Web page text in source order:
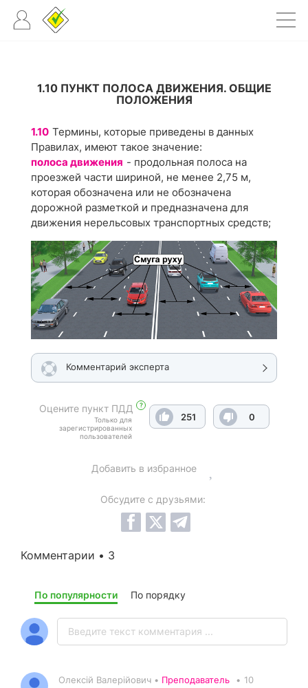
1.10 ПУНКТ ПОЛОСА ДВИЖЕНИЯ. ОБЩИЕ
ПОЛОЖЕНИЯ
1.10 Термины, которые приведены в данных
Правилах, имеют такое значение:
полоса движения - продольная полоса на
проезжей части шириной, не менее 2,75 м,
которая обозначена или не обозначена
дорожной разметкой и предназначена для
движения нерельсовых транспортных средств;
Комментарий эксперта
Оцените пункт ПДД ?
Только для
зарегистрированных
пользователей
251 0
Добавить в избранное
Обсудите с друзьями:
Комментарии • 3
По популярности По порядку
Олексій Валерійович • Преподаватель • 10